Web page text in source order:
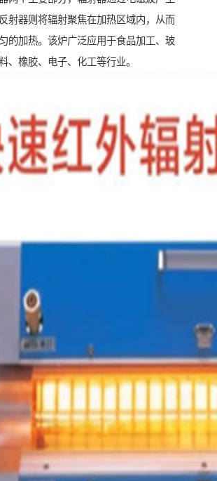
射器则将辐射聚焦在加热区域内，从而
的加热。该炉广泛应用于食品加工、玻
、橡胶、电子、化工等行业。